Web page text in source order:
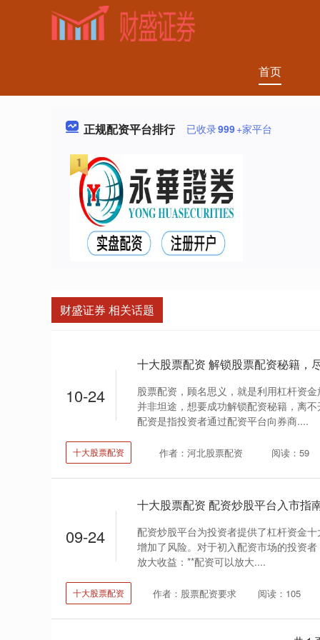
首页
正规配资平台排行 已收录999+家平台
财盛证券 相关话题
10-24
十大股票配资 解锁股票配资秘籍，
股票配资，顾名思义，就是利用杠杆资
并非坦途，想要成功解锁配资秘籍，离
配资是指投资者通过配资平台向券商....
十大股票配资 作者：河北股票配资 阅读：59
09-24
十大股票配资 配资炒股平台入市指
配资炒股平台为投资者提供了杠杆资金
增加了风险。对于初入配资市场的投资
放大收益：**配资可以放大....
十大股票配资 作者：股票配资要求 阅读：105